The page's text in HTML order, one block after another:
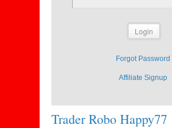
Forgot Password
Affiliate Signup
Trader Robo Happy77